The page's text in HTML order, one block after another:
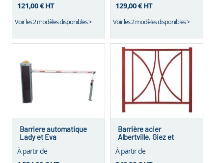
121,00 €HT
Voir les 2 modèles disponibles >
129,00 €HT
Voir les 2 modèles disponibles >
Barriere automatique
Lady et Eva
À partir de
Barrière acier
Albertville, Giez et
À partir de